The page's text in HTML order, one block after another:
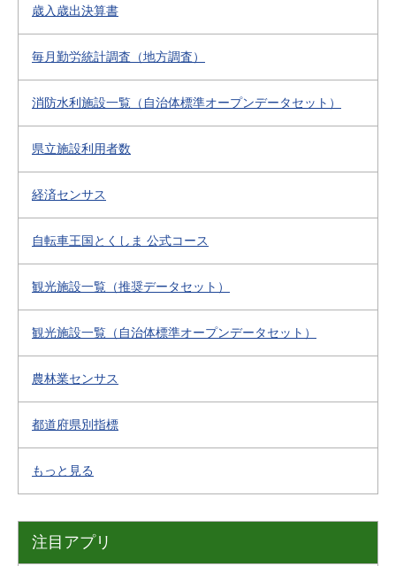
歳入歳出決算書
毎月勤労統計調査（地方調査）
消防水利施設一覧（自治体標準オープンデータセット）
県立施設利用者数
経済センサス
自転車王国とくしま 公式コース
観光施設一覧（推奨データセット）
観光施設一覧（自治体標準オープンデータセット）
農林業センサス
都道府県別指標
もっと見る
注目アプリ